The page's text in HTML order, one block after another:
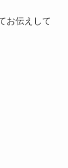
お伝えして